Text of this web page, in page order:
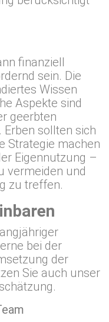
finanziell
sein. Die
Wissen
Aspekte sind
geerbten
sollten sich
Strategie machen
Eigennutzung –
vermeiden und
zu treffen.
bei der
der
Sie auch unser